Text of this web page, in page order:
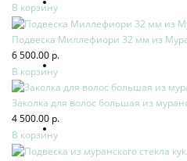
В корзину
Подвеска Миллефиори 32 мм из
6 500.00 р.
В корзину
Заколка для волос большая из
4 500.00 р.
В корзину